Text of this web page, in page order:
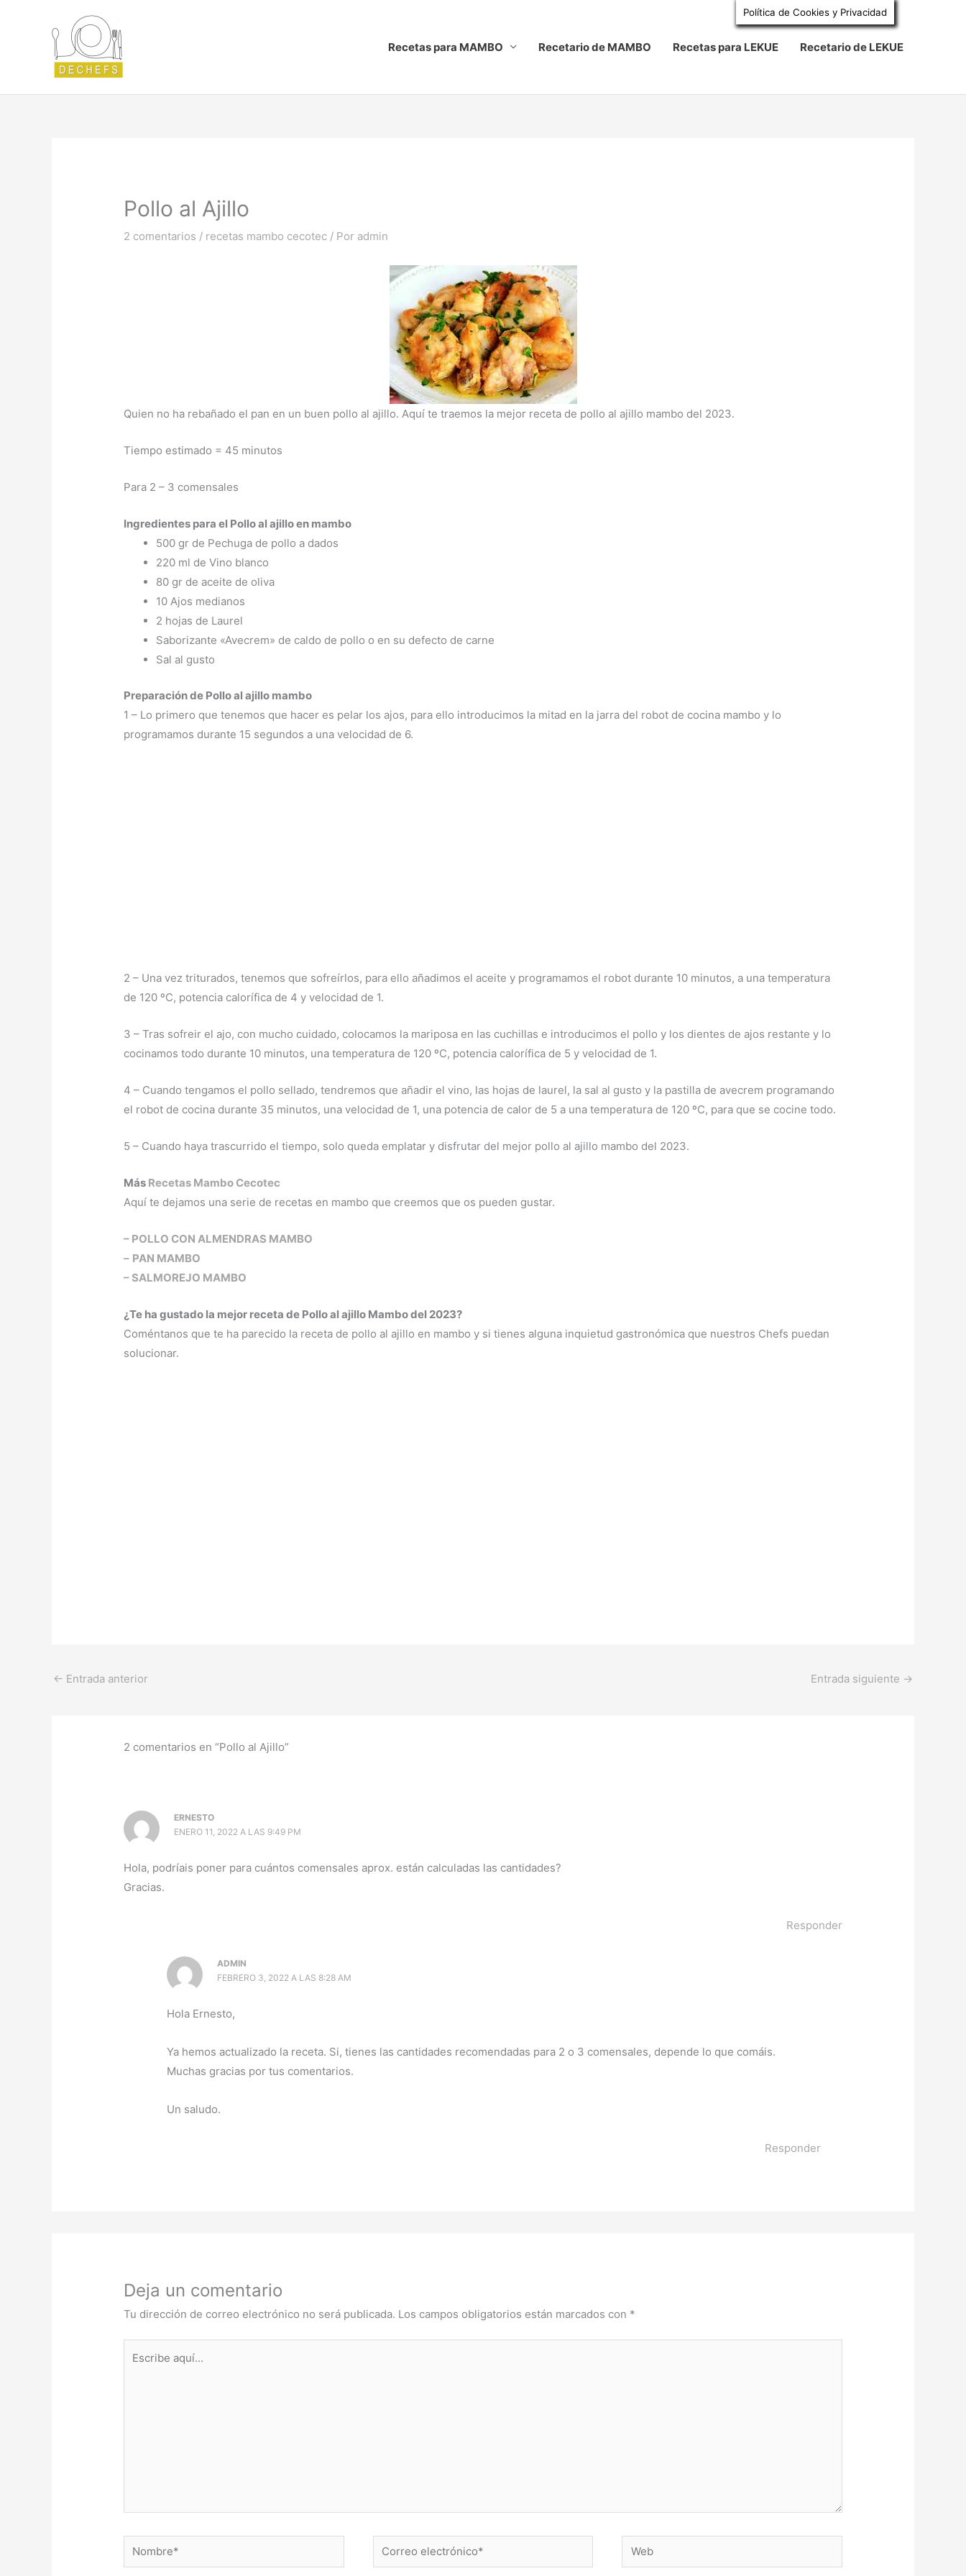
Recetas para MAMBO Recetario de MAMBO Recetas para LEKUE Recetario de LEKUE
Pollo al Ajillo
2 comentarios / recetas mambo cecotec / Por admin
Quien no ha rebañado el pan en un buen pollo al ajillo. Aquí te traemos la mejor receta de pollo al ajillo mambo del 2023.
Tiempo estimado = 45 minutos
Para 2 – 3 comensales
Ingredientes para el Pollo al ajillo en mambo
500 gr de Pechuga de pollo a dados
220 ml de Vino blanco
80 gr de aceite de oliva
10 Ajos medianos
2 hojas de Laurel
Saborizante «Avecrem» de caldo de pollo o en su defecto de carne
Sal al gusto
Preparación de Pollo al ajillo mambo
1 – Lo primero que tenemos que hacer es pelar los ajos, para ello introducimos la mitad en la jarra del robot de cocina mambo y lo
programamos durante 15 segundos a una velocidad de 6.
2 – Una vez triturados, tenemos que sofreírlos, para ello añadimos el aceite y programamos el robot durante 10 minutos, a una temperatura
de 120 ºC, potencia calorífica de 4 y velocidad de 1.
3 – Tras sofreir el ajo, con mucho cuidado, colocamos la mariposa en las cuchillas e introducimos el pollo y los dientes de ajos restante y lo
cocinamos todo durante 10 minutos, una temperatura de 120 ºC, potencia calorífica de 5 y velocidad de 1.
4 – Cuando tengamos el pollo sellado, tendremos que añadir el vino, las hojas de laurel, la sal al gusto y la pastilla de avecrem programando
el robot de cocina durante 35 minutos, una velocidad de 1, una potencia de calor de 5 a una temperatura de 120 ºC, para que se cocine todo.
5 – Cuando haya trascurrido el tiempo, solo queda emplatar y disfrutar del mejor pollo al ajillo mambo del 2023.
Más Recetas Mambo Cecotec
Aquí te dejamos una serie de recetas en mambo que creemos que os pueden gustar.
– POLLO CON ALMENDRAS MAMBO
– PAN MAMBO
– SALMOREJO MAMBO
¿Te ha gustado la mejor receta de Pollo al ajillo Mambo del 2023?
Coméntanos que te ha parecido la receta de pollo al ajillo en mambo y si tienes alguna inquietud gastronómica que nuestros Chefs puedan
solucionar.
← Entrada anterior Entrada siguiente →
2 comentarios en “Pollo al Ajillo”
ERNESTO
ENERO 11, 2022 A LAS 9:49 PM
Hola, podríais poner para cuántos comensales aprox. están calculadas las cantidades?
Gracias.
Responder
ADMIN
FEBRERO 3, 2022 A LAS 8:28 AM
Hola Ernesto,
Ya hemos actualizado la receta. Si, tienes las cantidades recomendadas para 2 o 3 comensales, depende lo que comáis.
Muchas gracias por tus comentarios.
Un saludo.
Responder
Deja un comentario
Tu dirección de correo electrónico no será publicada. Los campos obligatorios están marcados con *
Nombre*
Correo
electrónico*
Web
Política de Cookies y Privacidad